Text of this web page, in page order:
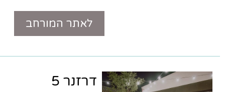
טלפון
דרזנר 5